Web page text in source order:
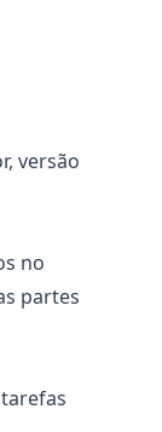
versão
no
partes